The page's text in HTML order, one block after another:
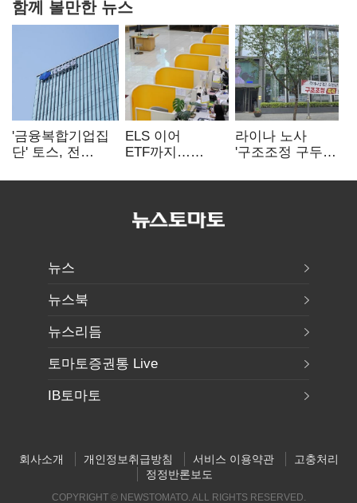
함께 볼만한 뉴스
'금융복합기업집
단' 토스, 전
표준화
ELS 이어
ETF까지…
제동 걸린 은행
라이나 노사
'구조조정 구두
뉴스
뉴스북
뉴스리듬
토마토증권통 Live
IB토마토
회사소개 개인정보취급방침 서비스 이용약관
고충처리
정정반론보도
COPYRIGHT © NEWSTOMATO. ALL RIGHTS RESERVED.